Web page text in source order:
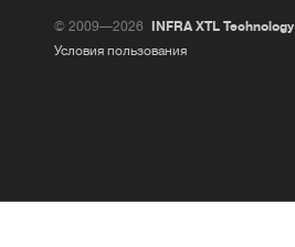
© 2009—2026
INFRA XTL Technology
Условия пользования